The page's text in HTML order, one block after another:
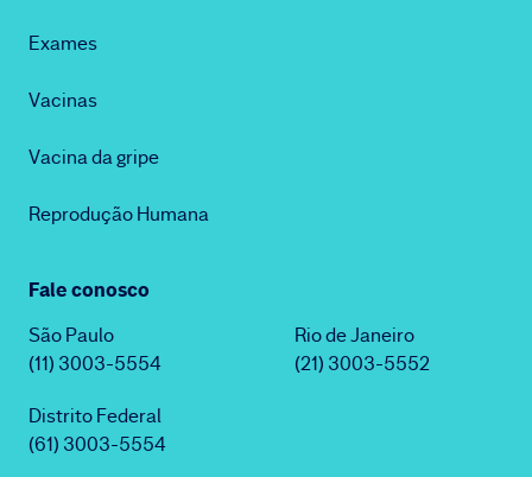
Exames
Vacinas
Vacina da gripe
Reprodução Humana
Fale conosco
São Paulo
(11) 3003-5554
Rio de Janeiro
(21) 3003-5552
Distrito Federal
(61) 3003-5554